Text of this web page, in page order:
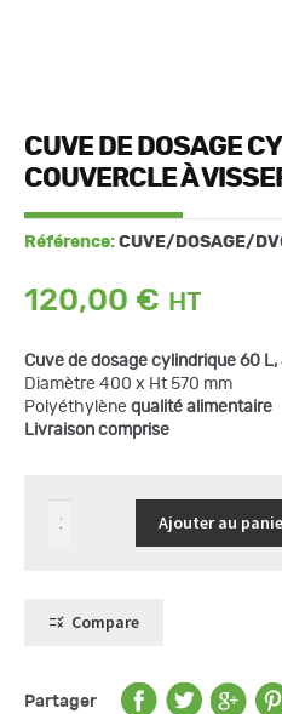
CUVE DE DOSAGE
COUVERCLE À
Référence: CUVE/DOSAGE/
120,00 €
Cuve de dosage cylindrique 60
Diamètre 400 x Ht 570 mm
Polyéthylène qualité alimentaire
Livraison comprise
quantité
de
L,
Ajouter au
Compare
Partager